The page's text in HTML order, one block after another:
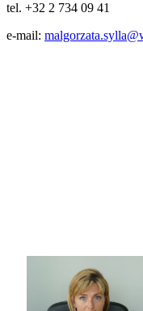
tel. +32 2 734 09 41
e-mail: